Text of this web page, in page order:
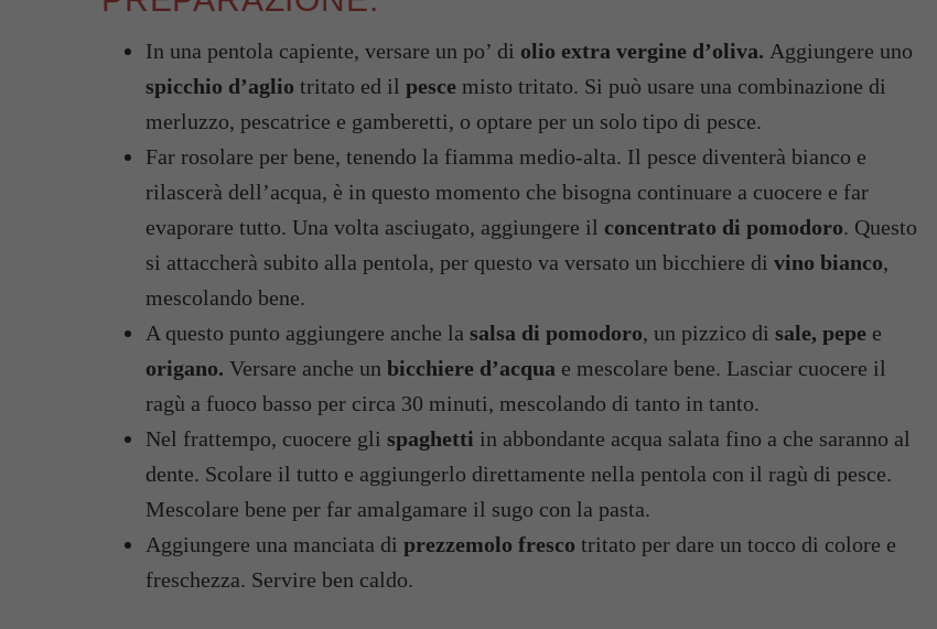
In una pentola capiente, versare un po’ di olio extra vergine d’oliva. Aggiungere uno
spicchio d’aglio tritato ed il pesce misto tritato. Si può usare una combinazione di
merluzzo, pescatrice e gamberetti, o optare per un solo tipo di pesce.
Far rosolare per bene, tenendo la fiamma medio-alta. Il pesce diventerà bianco e
rilascerà dell’acqua, è in questo momento che bisogna continuare a cuocere e far
evaporare tutto. Una volta asciugato, aggiungere il concentrato di pomodoro. Questo
si attaccherà subito alla pentola, per questo va versato un bicchiere di vino bianco,
mescolando bene.
A questo punto aggiungere anche la salsa di pomodoro, un pizzico di sale, pepe e
origano. Versare anche un bicchiere d’acqua e mescolare bene. Lasciar cuocere il
ragù a fuoco basso per circa 30 minuti, mescolando di tanto in tanto.
Nel frattempo, cuocere gli spaghetti in abbondante acqua salata fino a che saranno al
dente. Scolare il tutto e aggiungerlo direttamente nella pentola con il ragù di pesce.
Mescolare bene per far amalgamare il sugo con la pasta.
Aggiungere una manciata di prezzemolo fresco tritato per dare un tocco di colore e
freschezza. Servire ben caldo.